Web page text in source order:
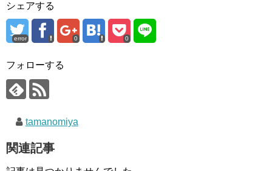
シェアする
error 0 0
フォローする
tamanomiya
関連記事